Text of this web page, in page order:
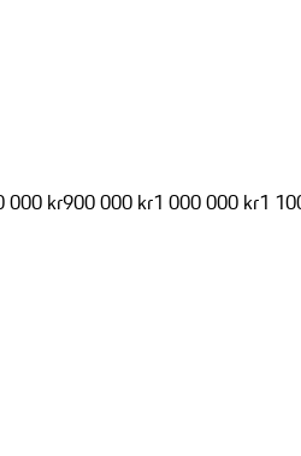
000 kr900 000 kr1 000 000 kr1